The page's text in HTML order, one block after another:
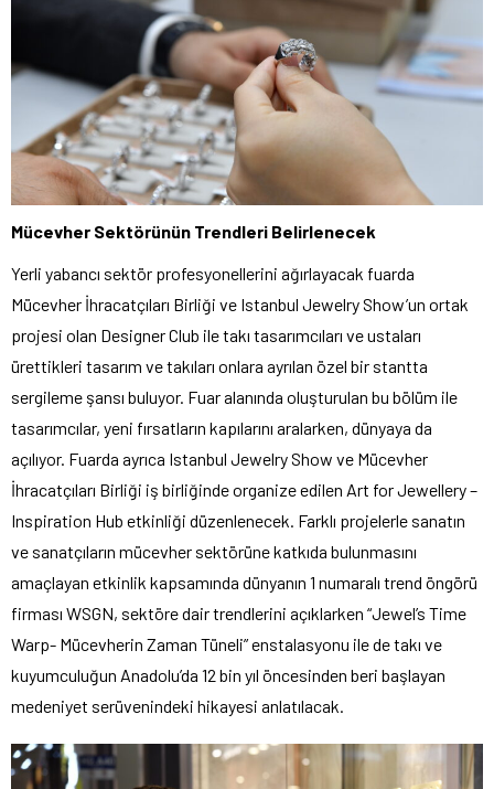
Mücevher Sektörünün Trendleri Belirlenecek
Yerli yabancı sektör profesyonellerini ağırlayacak fuarda
Mücevher İhracatçıları Birliği ve Istanbul Jewelry Show’un ortak
projesi olan Designer Club ile takı tasarımcıları ve ustaları
ürettikleri tasarım ve takıları onlara ayrılan özel bir stantta
sergileme şansı buluyor. Fuar alanında oluşturulan bu bölüm ile
tasarımcılar, yeni fırsatların kapılarını aralarken, dünyaya da
açılıyor. Fuarda ayrıca Istanbul Jewelry Show ve Mücevher
İhracatçıları Birliği iş birliğinde organize edilen Art for Jewellery –
Inspiration Hub etkinliği düzenlenecek. Farklı projelerle sanatın
ve sanatçıların mücevher sektörüne katkıda bulunmasını
amaçlayan etkinlik kapsamında dünyanın 1 numaralı trend öngörü
firması WSGN, sektöre dair trendlerini açıklarken “Jewel’s Time
Warp- Mücevherin Zaman Tüneli” enstalasyonu ile de takı ve
kuyumculuğun Anadolu’da 12 bin yıl öncesinden beri başlayan
medeniyet serüvenindeki hikayesi anlatılacak.